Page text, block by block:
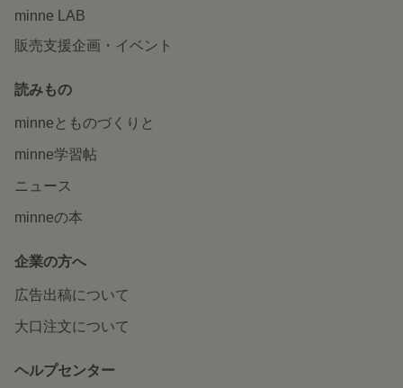
minne LAB
販売支援企画・イベント
読みもの
minneとものづくりと
minne学習帖
ニュース
minneの本
企業の方へ
広告出稿について
大口注文について
ヘルプセンター